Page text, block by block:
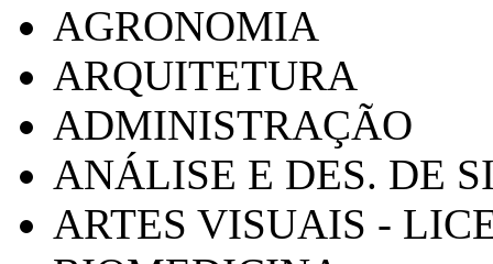
AGRONOMIA
ARQUITETURA
ADMINISTRAÇÃO
ANÁLISE E DES. DE
ARTES VISUAIS -